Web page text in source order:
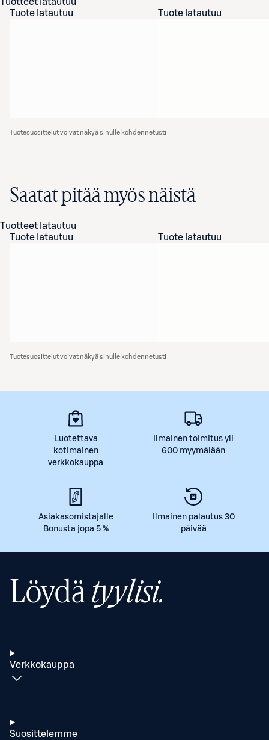
Tuote latautuu
Tuote latautuu
Tuotesuosittelut voivat näkyä sinulle kohdennetusti
Saatat pitää myös näistä
Tuotteet latautuu
Tuote latautuu
Tuote latautuu
Tuotesuosittelut voivat näkyä sinulle kohdennetusti
Luotettava
kotimainen
verkkokauppa
Ilmainen toimitus yli
600 myymälään
Asiakasomistajalle
Bonusta jopa 5 %
Ilmainen palautus 30
päivää
Löydätyylisi.
Verkkokauppa
Suosittelemme